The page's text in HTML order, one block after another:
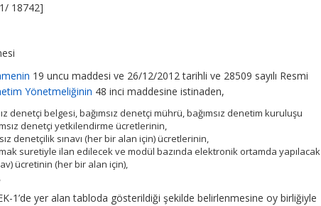
18742]
19 uncu maddesi ve 26/12/2012 tarihli ve 28509 sayılı Resmi
Yönetmeliğinin 48 inci maddesine istinaden,
denetçi belgesi, bağımsız denetçi mührü, bağımsız denetim kuruluşu
denetçi yetkilendirme ücretlerinin,
denetçilik sınavı (her bir alan için) ücretlerinin,
suretiyle ilan edilecek ve modül bazında elektronik ortamda yapılacak
ücretinin (her bir alan için),
1’de yer alan tabloda gösterildiği şekilde belirlenmesine oy birliğiyle